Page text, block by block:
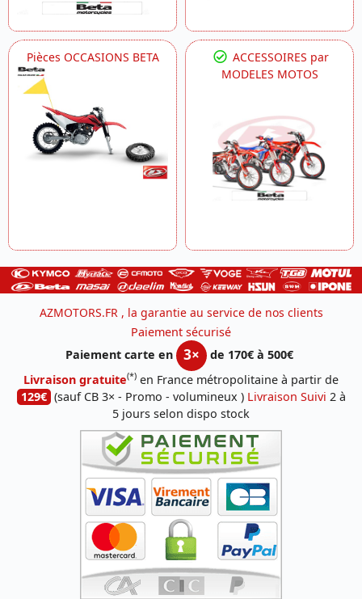
Pièces OCCASIONS BETA
ACCESSOIRES par
MODELES MOTOS
AZMOTORS.FR , la garantie au service de nos clients
Paiement sécurisé
Paiement carte en
3×
de 170€ à 500€
Livraison gratuite(*) en France métropolitaine à partir de
129€ (sauf CB 3× - Promo - volumineux ) Livraison Suivi 2 à
5 jours selon dispo stock